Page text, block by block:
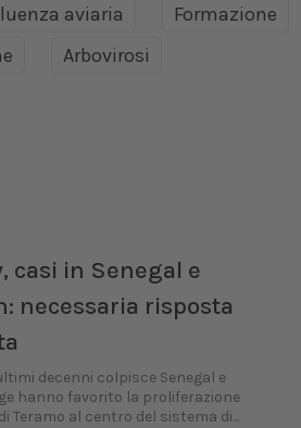
aviaria Formazione
Arbovirosi
casi in Senegal e
necessaria risposta
decenni colpisce Senegal e
hanno favorito la proliferazione
Teramo al centro del sistema di...